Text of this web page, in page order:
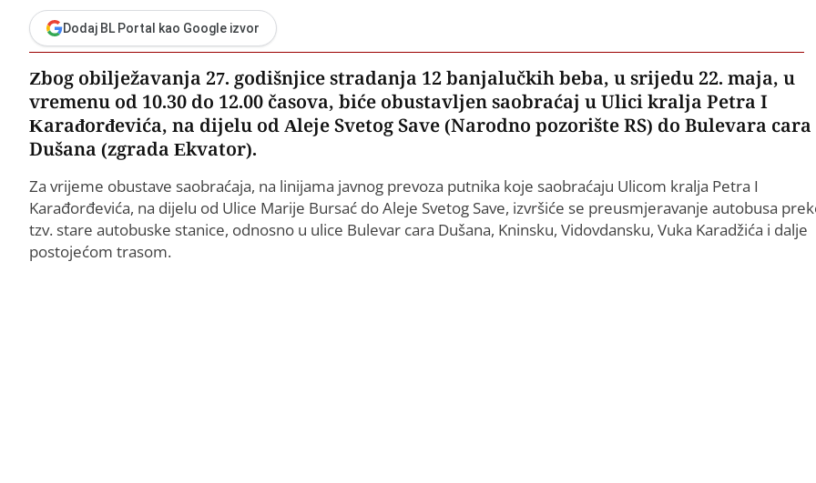
Dodaj BL Portal kao Google izvor
Zbog obilježavanja 27. godišnjice stradanja 12 banjalučkih beba, u srijedu 22. maja, u
vremenu od 10.30 do 12.00 časova, biće obustavljen saobraćaj u Ulici kralja Petra I
Karađorđevića, na dijelu od Aleje Svetog Save (Narodno pozorište RS) do Bulevara cara
Dušana (zgrada Ekvator).
Za vrijeme obustave saobraćaja, na linijama javnog prevoza putnika koje saobraćaju Ulicom kralja Petra I
Karađorđevića, na dijelu od Ulice Marije Bursać do Aleje Svetog Save, izvršiće se preusmjeravanje autobusa
tzv. stare autobuske stanice, odnosno u ulice Bulevar cara Dušana, Kninsku, Vidovdansku, Vuka Karadžića i dalje
postojećom trasom.